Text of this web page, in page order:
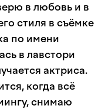
в любовь и в
стиля в съёмке
по имени
в лавстори
актриса.
когда всё
снимаю